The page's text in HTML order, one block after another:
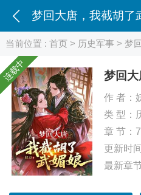
梦回大唐，我截胡了
当前位置 :首页 > 历史军事 > 梦
连载中 梦回
作 者：
类 型：
章 节：
更新时
最新章